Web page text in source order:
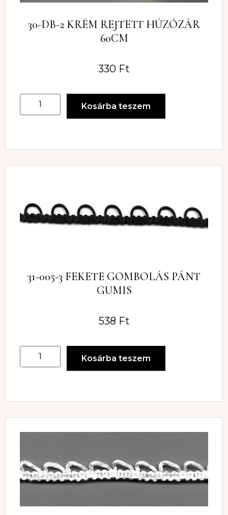
30-DB-2 KRÉM REJTETT HÚZÓZÁR
60CM
330 Ft
Kosárba teszem
31-005-3 FEKETE GOMBOLÁS PÁNT
GUMIS
538 Ft
Kosárba teszem